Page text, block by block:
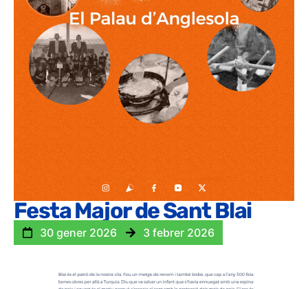
Festa Major de Sant Blai
30 gener 2026 3 febrer 2026